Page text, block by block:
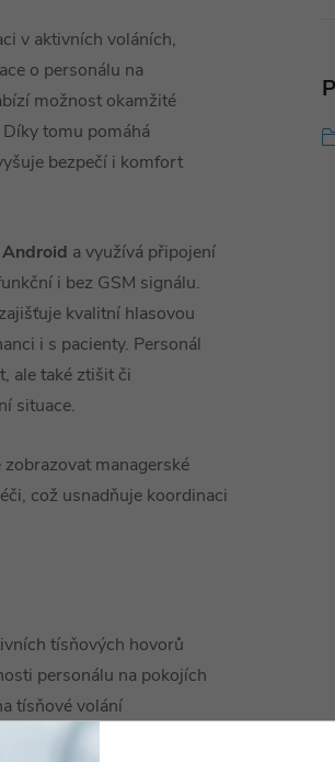
v aktivních voláních,
o personálu na
možnost okamžité
tomu pomáhá
bezpečí i komfort
a využívá připojení
i bez GSM signálu.
kvalitní hlasovou
i s pacienty. Personál
ale také ztišit či
situace.
managerské
což usnadňuje koordinaci
tísňových hovorů
personálu na pokojích
tísňové volání